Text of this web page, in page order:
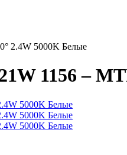
2.4W 5000K Белые
1156 –